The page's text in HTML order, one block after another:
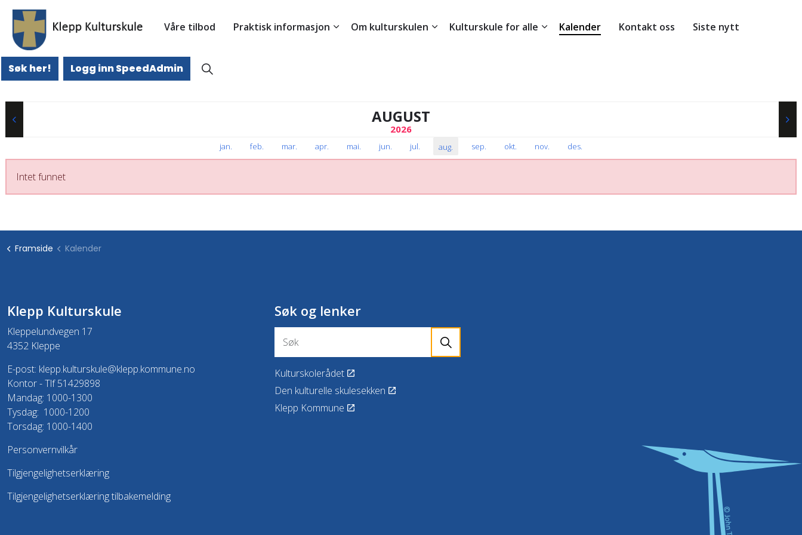
Våre tilbod Praktisk informasjon Om kulturskulen Kulturskule for alle Kalender Kontakt oss Siste nytt
Søk her! Logg inn SpeedAdmin
AUGUST
2026
jan. feb. mar. apr. mai. jun. jul. aug. sep. okt. nov. des.
Intet funnet
Framside Kalender
Klepp Kulturskule
Kleppelundvegen 17
4352 Kleppe
E-post: klepp.kulturskule@klepp.kommune.no
Kontor - Tlf 51429898
Mandag: 1000-1300
Tysdag: 1000-1200
Torsdag: 1000-1400
Personvernvilkår
Tilgjengelighetserklæring
Tilgjengelighetserklæring tilbakemelding
Søk og lenker
Kulturskolerådet
Den kulturelle skulesekken
Klepp Kommune